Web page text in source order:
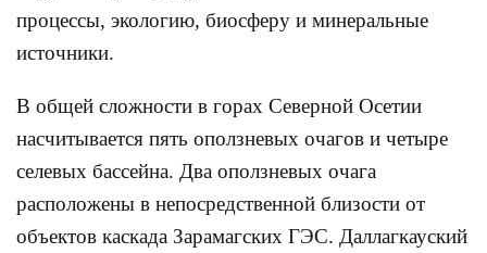
процессы, экологию, биосферу и минеральные
источники.
В общей сложности в горах Северной Осетии
насчитывается пять оползневых очагов и четыре
селевых бассейна. Два оползневых очага
расположены в непосредственной близости от
объектов каскада Зарамагских ГЭС. Даллагкауский